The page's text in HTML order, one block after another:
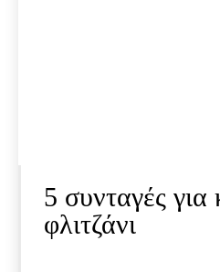
5 συνταγές για
φλιτζάνι